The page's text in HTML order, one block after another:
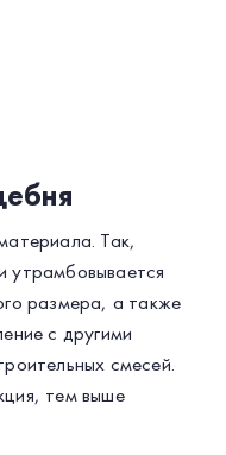
Так,
утрамбовывается
размера, а также
с другими
смесей.
тем выше